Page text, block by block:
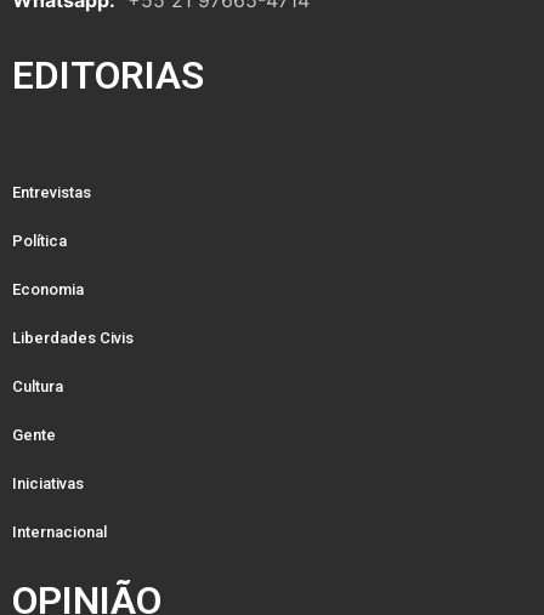
EDITORIAS
Entrevistas
Política
Economia
Liberdades Civis
Cultura
Gente
Iniciativas
Internacional
OPINIÃO